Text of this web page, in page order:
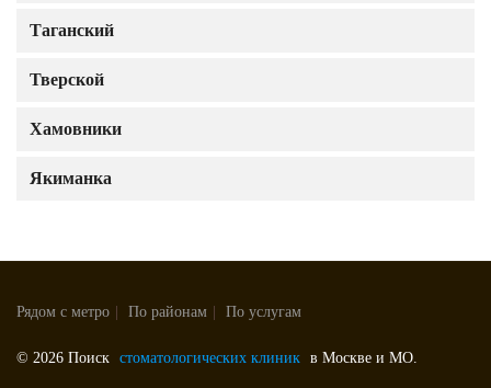
Таганский
Тверской
Хамовники
Якиманка
Рядом с метро По районам По услугам
© 2026 Поиск стоматологических клиник в Москве и МО.